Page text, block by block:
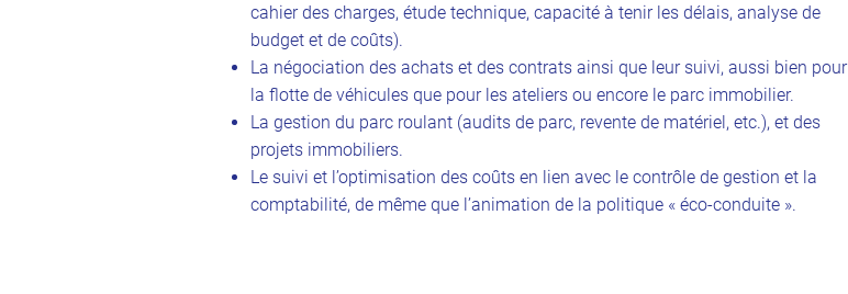
cahier des charges, étude technique, capacité à tenir les délais, analyse de
budget et de coûts).
La négociation des achats et des contrats ainsi que leur suivi, aussi bien pour
la flotte de véhicules que pour les ateliers ou encore le parc immobilier.
La gestion du parc roulant (audits de parc, revente de matériel, etc.), et des
projets immobiliers.
Le suivi et l’optimisation des coûts en lien avec le contrôle de gestion et la
comptabilité, de même que l’animation de la politique « éco-conduite ».